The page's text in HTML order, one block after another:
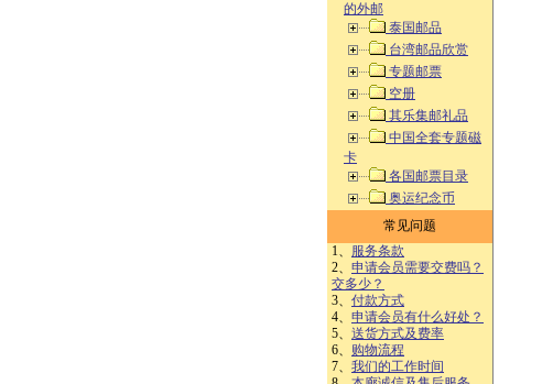
的外邮
泰国邮品
台湾邮品欣赏
专题邮票
空册
其乐集邮礼品
中国全套专题磁
卡
各国邮票目录
奥运纪念币
常见问题
1、 服务条款
2、 申请会员需要交费吗？
交多少？
3、 付款方式
4、 申请会员有什么好处？
5、 送货方式及费率
6、 购物流程
7、 我们的工作时间